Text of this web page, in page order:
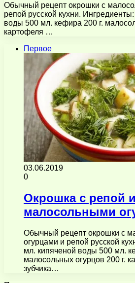
Обычный рецепт окрошки с
репой русской кухни.
воды 500 мл. кефира 200 г.
картофеля …
Первое
03.06.2019
0
Окрошка с репой и
малосольными
Обычный рецепт окрошки с
огурцами и репой русской
мл. кипяченой воды 500 мл.
малосольных огурцов 200 г.
зубчика…